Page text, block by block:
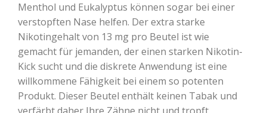
Menthol und Eukalyptus können sogar bei einer
verstopften Nase helfen. Der extra starke
Nikotingehalt von 13 mg pro Beutel ist wie
gemacht für jemanden, der einen starken Nikotin-
Kick sucht und die diskrete Anwendung ist eine
willkommene Fähigkeit bei einem so potenten
Produkt. Dieser Beutel enthält keinen Tabak und